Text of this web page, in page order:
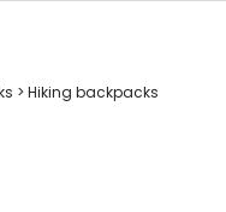
> Hiking backpacks